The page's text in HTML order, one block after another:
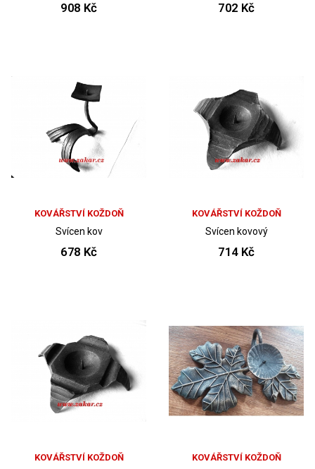
908 Kč 702 Kč
KOVÁŘSTVÍ KOŽDOŇ
Svícen kov
678 Kč
KOVÁŘSTVÍ KOŽDOŇ
Svícen kovový
714 Kč
KOVÁŘSTVÍ KOŽDOŇ KOVÁŘSTVÍ KOŽDOŇ